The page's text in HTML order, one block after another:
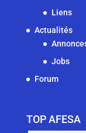
Liens
Actualités
Jobs
Forum
TOP AFESA